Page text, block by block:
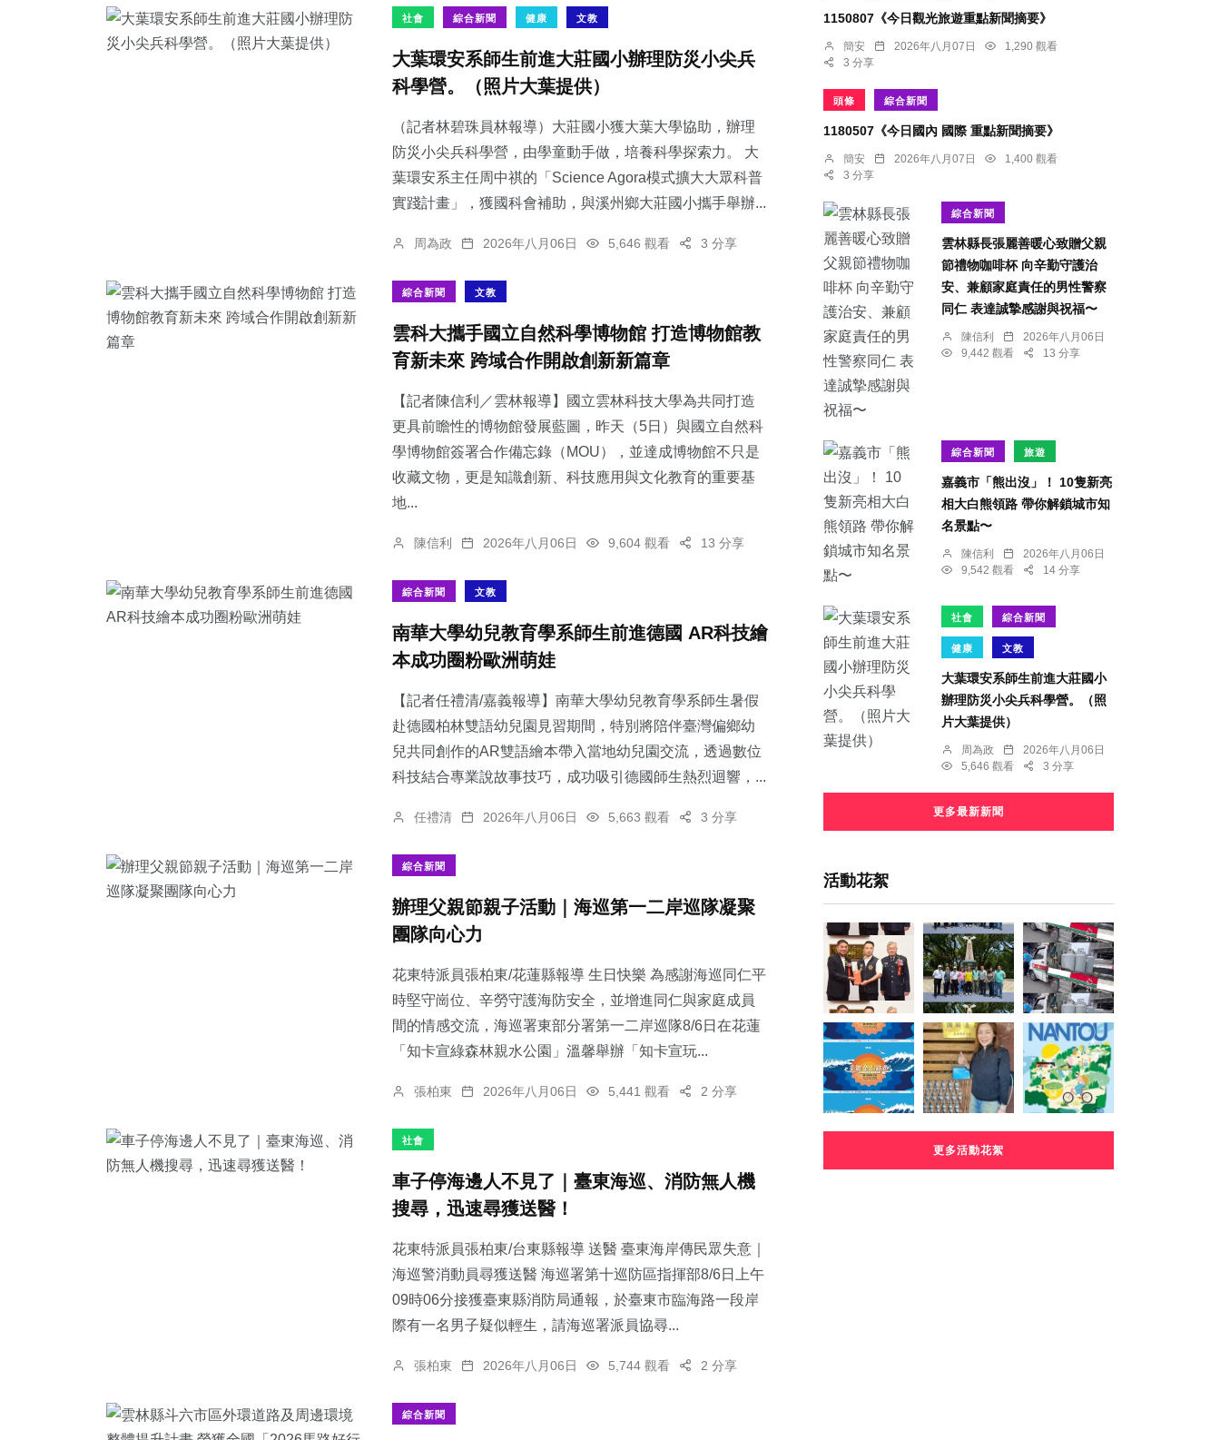
社會 綜合新聞 健康 文教
大葉環安系師生前進大莊國小辦理防災小尖兵
科學營。（照片大葉提供）
（記者林碧珠員林報導）大莊國小獲大葉大學協助，辦理
防災小尖兵科學營，由學童動手做，培養科學探索力。 大
葉環安系主任周中祺的「Science Agora模式擴大大眾科普
實踐計畫」，獲國科會補助，與溪州鄉大莊國小攜手舉辦...
周為政 2026年八月06日 5,646 觀看 3 分享
綜合新聞 文教
雲科大攜手國立自然科學博物館 打造博物館教
育新未來 跨域合作開啟創新新篇章
【記者陳信利／雲林報導】國立雲林科技大學為共同打造
更具前瞻性的博物館發展藍圖，昨天（5日）與國立自然科
學博物館簽署合作備忘錄（MOU），並達成博物館不只是
收藏文物，更是知識創新、科技應用與文化教育的重要基
地...
陳信利 2026年八月06日 9,604 觀看 13 分享
綜合新聞 文教
南華大學幼兒教育學系師生前進德國 AR科技繪
本成功圈粉歐洲萌娃
【記者任禮清/嘉義報導】南華大學幼兒教育學系師生暑假
赴德國柏林雙語幼兒園見習期間，特別將陪伴臺灣偏鄉幼
兒共同創作的AR雙語繪本帶入當地幼兒園交流，透過數位
科技結合專業說故事技巧，成功吸引德國師生熱烈迴響，...
任禮清 2026年八月06日 5,663 觀看 3 分享
綜合新聞
辦理父親節親子活動｜海巡第一二岸巡隊凝聚
團隊向心力
花東特派員張柏東/花蓮縣報導 生日快樂 為感謝海巡同仁平
時堅守崗位、辛勞守護海防安全，並增進同仁與家庭成員
間的情感交流，海巡署東部分署第一二岸巡隊8/6日在花蓮
「知卡宣綠森林親水公園」溫馨舉辦「知卡宣玩...
張柏東 2026年八月06日 5,441 觀看 2 分享
社會
車子停海邊人不見了｜臺東海巡、消防無人機
搜尋，迅速尋獲送醫！
花東特派員張柏東/台東縣報導 送醫 臺東海岸傳民眾失意｜
海巡警消動員尋獲送醫 海巡署第十巡防區指揮部8/6日上午
09時06分接獲臺東縣消防局通報，於臺東市臨海路一段岸
際有一名男子疑似輕生，請海巡署派員協尋...
張柏東 2026年八月06日 5,744 觀看 2 分享
綜合新聞
1150807《今日觀光旅遊重點新聞摘要》
簡安 2026年八月07日
1,290 觀看
3 分享
頭條 綜合新聞
1180507《今日國內 國際 重點新聞摘要》
簡安 2026年八月07日
1,400 觀看
3 分享
綜合新聞
雲林縣長張麗善暖心致贈父親
節禮物咖啡杯 向辛勤守護治
安、兼顧家庭責任的男性警察
同仁 表達誠摯感謝與祝福〜
陳信利
2026年八月06日
9,442 觀看
13 分享
綜合新聞 旅遊
嘉義市「熊出沒」！ 10隻新亮
相大白熊領路 帶你解鎖城市知
名景點〜
陳信利
2026年八月06日
9,542 觀看
14 分享
社會 綜合新聞
健康 文教
大葉環安系師生前進大莊國小
辦理防災小尖兵科學營。（照
片大葉提供）
周為政
2026年八月06日
5,646 觀看
3 分享
更多最新新聞
活動花絮
更多活動花絮